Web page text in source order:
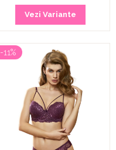
Vezi Variante
-11%